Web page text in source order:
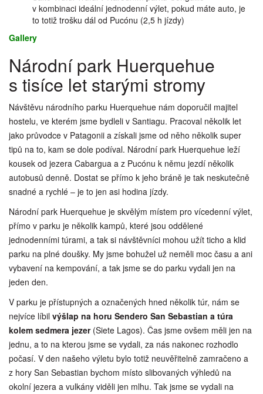
v kombinaci ideální jednodenní výlet, pokud máte auto, je
to totiž trošku dál od Pucónu (2,5 h jízdy)
Gallery
Národní park Huerquehue
s tisíce let starými stromy
Návštěvu národního parku Huerquehue nám doporučil majitel
hostelu, ve kterém jsme bydleli v Santiagu. Pracoval několik let
jako průvodce v Patagonii a získali jsme od něho několik super
tipů na to, kam se dole podíval. Národní park Huerquehue leží
kousek od jezera Cabargua a z Pucónu k němu jezdí několik
autobusů denně. Dostat se přímo k jeho bráně je tak neskutečně
snadné a rychlé – je to jen asi hodina jízdy.
Národní park Huerquehue je skvělým místem pro vícedenní výlet,
přímo v parku je několik kampů, které jsou oddělené
jednodenními túrami, a tak si návštěvníci mohou užít ticho a klid
parku na plné doušky. My jsme bohužel už neměli moc času a ani
vybavení na kempování, a tak jsme se do parku vydali jen na
jeden den.
V parku je přístupných a označených hned několik túr, nám se
nejvíce líbil výšlap na horu Sendero San Sebastian a túra
kolem sedmera jezer(Siete Lagos). Čas jsme ovšem měli jen na
jednu, a to na kterou jsme se vydali, za nás nakonec rozhodlo
počasí. V den našeho výletu bylo totiž neuvěřitelně zamračeno a
z hory San Sebastian bychom místo slibovaných výhledů na
okolní jezera a vulkány viděli jen mlhu. Tak jsme se vydali na